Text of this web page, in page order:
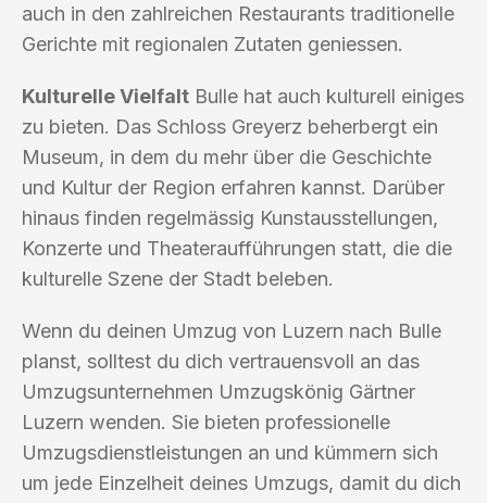
auch in den zahlreichen Restaurants traditionelle
Gerichte mit regionalen Zutaten geniessen.
Kulturelle Vielfalt Bulle hat auch kulturell einiges
zu bieten. Das Schloss Greyerz beherbergt ein
Museum, in dem du mehr über die Geschichte
und Kultur der Region erfahren kannst. Darüber
hinaus finden regelmässig Kunstausstellungen,
Konzerte und Theateraufführungen statt, die die
kulturelle Szene der Stadt beleben.
Wenn du deinen Umzug von Luzern nach Bulle
planst, solltest du dich vertrauensvoll an das
Umzugsunternehmen Umzugskönig Gärtner
Luzern wenden. Sie bieten professionelle
Umzugsdienstleistungen an und kümmern sich
um jede Einzelheit deines Umzugs, damit du dich